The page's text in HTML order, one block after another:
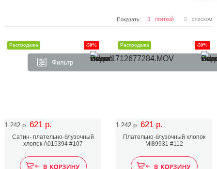
Фильтр
Показать: ПЛИТКОЙ СПИСКОМ
1 242 р. 621 р.
-50%
Распродажа
Сатин- плательно-блузочный
хлопок А015394 #107
1 242 р. 621 р.
-50%
Распродажа
Плательно-блузочный хлопок
MI89931 #112